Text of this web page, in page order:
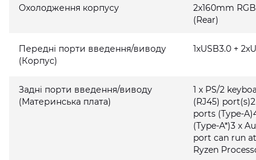
Охолодження корпусу
2x160mm
(Rear)
Передні порти введення/виводу
(Корпус)
1xUSB3.0 +
Задні порти введення/виводу
(Материнська плата)
1 x PS/2
(RJ45)
ports (Type-
(Type-A*)3 x
port can run
Ryzen